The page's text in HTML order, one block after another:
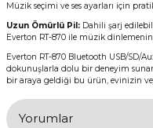
Müzik seçimi ve ses ayarları için
Uzun Ömürlü Pil: Dahili şarj
Everton RT-870 ile müzik dinlemenin
Everton RT-870 Bluetooth USB/SD/
dokunuşlarla dolu bir deneyim
bir araya geldiği bu ürün, evinizin
Yorumlar